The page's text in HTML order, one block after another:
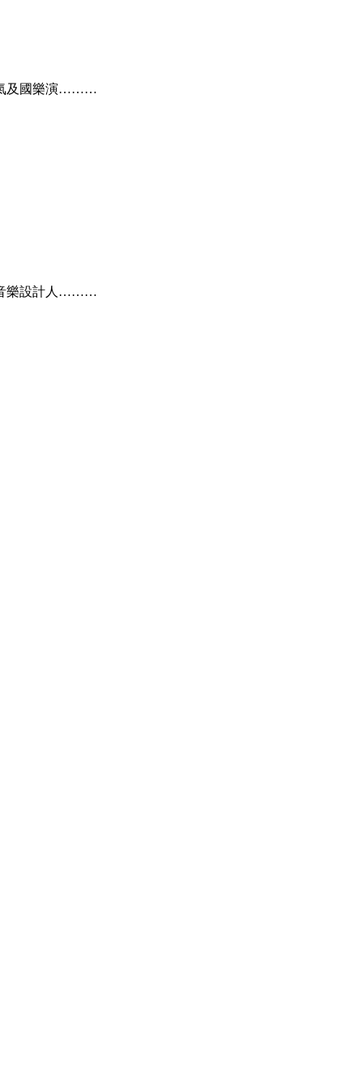
氣及國樂演………
音樂設計人………